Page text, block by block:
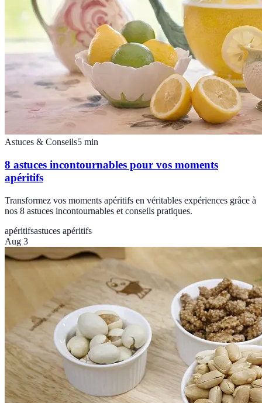
Astuces & Conseils5 min
8 astuces incontournables pour vos moments
apéritifs
Transformez vos moments apéritifs en véritables expériences grâce à
nos 8 astuces incontournables et conseils pratiques.
apéritifsastuces apéritifs
Aug 3